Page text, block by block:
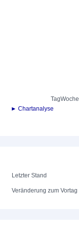
TagWoche
► Chartanalyse
Letzter Stand
Veränderung zum Vortag